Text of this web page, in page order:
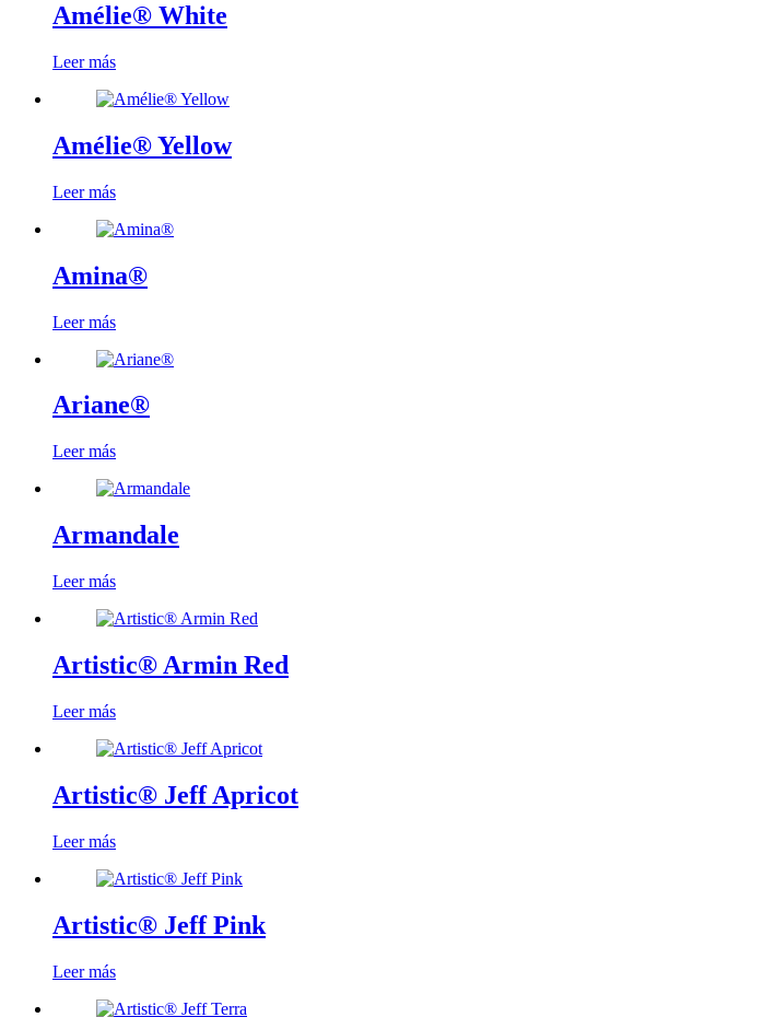
Amélie® White
Leer más
Amélie® Yellow
Leer más
Amina®
Leer más
Ariane®
Leer más
Armandale
Leer más
Artistic® Armin Red
Leer más
Artistic® Jeff Apricot
Leer más
Artistic® Jeff Pink
Leer más